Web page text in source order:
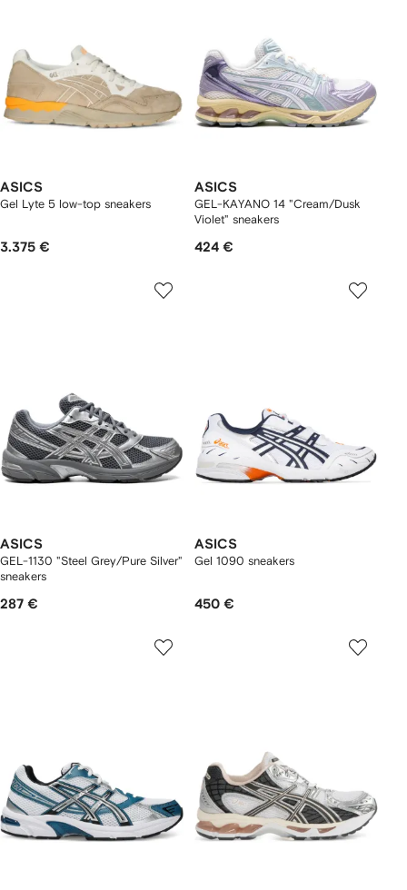
ASICS
Gel Lyte 5 low-top sneakers
3.375 €
ASICS
GEL-KAYANO 14 "Cream/Dusk
Violet" sneakers
424 €
ASICS
GEL-1130 "Steel Grey/Pure Silver"
sneakers
287 €
ASICS
Gel 1090 sneakers
450 €